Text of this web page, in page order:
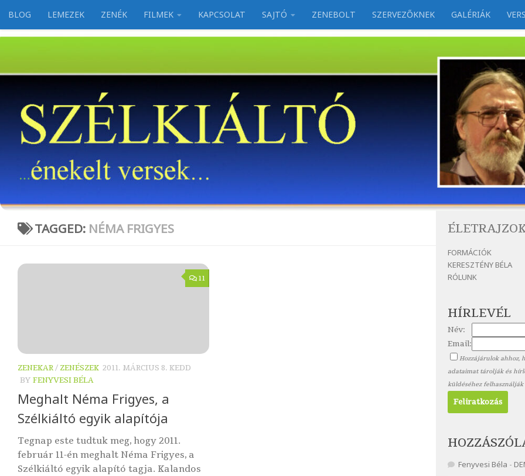
Skip to content
BLOG LEMEZEK ZENÉK FILMEK KAPCSOLAT SAJTÓ ZENEBOLT SZERVEZŐKNEK GALÉRIÁK
TAGGED: NÉMA FRIGYES
11
ZENEKAR/ ZENÉSZEK 2011. MÁRCIUS 8. KEDD
BY FENYVESI BÉLA
Meghalt Néma Frigyes, a
Szélkiáltó egyik alapítója
Tegnap este tudtuk meg, hogy 2011.
február 11-én meghalt Néma Frigyes, a
Szélkiáltó egyik alapító tagja. Kalandos
FORMÁCIÓK
KERESZTÉNY BÉLA
RÓLUNK
HÍRLEVÉL
Név:
Email:
Hozzájárulok ahhoz,
adataimat tárolják és
küldéséhez felhasználják
Fenyvesi Béla -